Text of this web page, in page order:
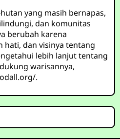
yang masih bernapas,
dan komunitas
berubah karena
hati, dan visinya tentang
lebih lanjut tentang
warisannya,
.